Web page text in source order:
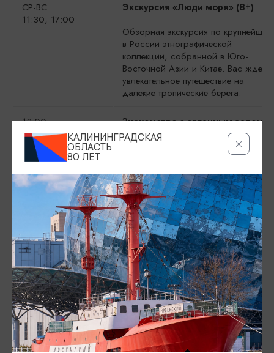
СР-ВС
11:30, 17:00
Экскурсия «Люди моря» (8+)
Обзорная экскурсия по крупнейшей
в России этнографической
коллекции, собранной в Юго-
Восточной Азии и Китае. Вас ждет
увлекательное путешествие на
далекие тропические берега.
13:00
Знакомство с органным залом,
заалтарным пространством и
органный мини-концерт
Редкая возможность увидеть зал с
попасть в бывшую княжескую
усыпальницу, посмотреть
восстановленные эпитафии,
посвященные знаменитым к
кёнигсбержцам. Экскурсию
завершает органный мини-концерт.
На нем Вы услышите как хорошо
знакомые произведения, так и
редкие сочинения композиторов,
которые были известны как
выдающиеся органисты своего
времени. Красота и величие музыки
разных тысячелетий, от эпохи
барокко до современности, от
КАЛИНИНГРАДСКАЯ
ОБЛАСТЬ
80 ЛЕТ